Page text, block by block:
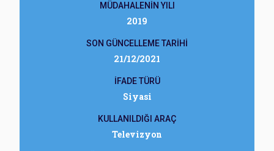
MÜDAHALENİN YILI
2019
SON GÜNCELLEME TARİHİ
21/12/2021
İFADE TÜRÜ
Siyasi
KULLANILDIĞI ARAÇ
Televizyon